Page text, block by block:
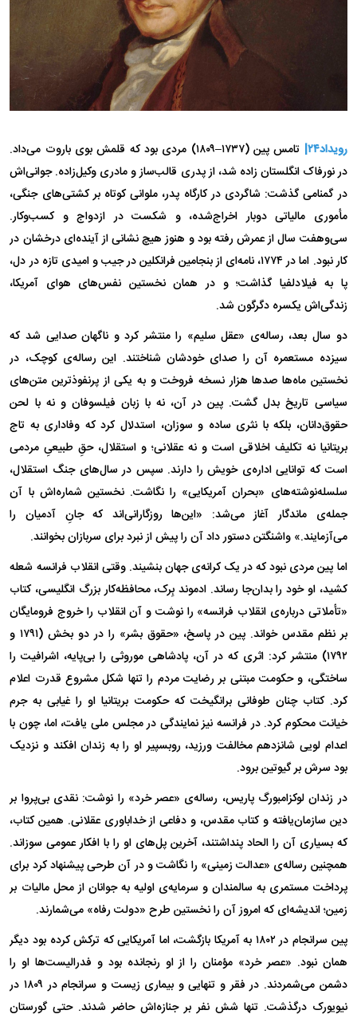
رویداد۲۴|
تامس پین (۱۷۳۷–۱۸۰۹) مردی بود که قلمش بوی باروت می‌داد.
در نورفاک انگلستان زاده شد، از پدری قالب‌ساز و مادری وکیل‌زاده. جوانی‌اش
در گمنامی گذشت: شاگردی در کارگاه پدر، ملوانی کوتاه بر کشتی‌های جنگی،
مأموری مالیاتی دوبار اخراج‌شده، و شکست در ازدواج و کسب‌وکار.
سی‌وهفت سال از عمرش رفته بود و هنوز هیچ نشانی از آینده‌ای درخشان در
کار نبود. اما در ۱۷۷۴، نامه‌ای از بنجامین فرانکلین در جیب و امیدی تازه در دل،
پا به فیلادلفیا گذاشت؛ و در همان نخستین نفس‌های هوای آمریکا،
زندگی‌اش یکسره دگرگون شد.
دو سال بعد، رساله‌ی «عقل سلیم» را منتشر کرد و ناگهان صدایی شد که
سیزده مستعمره آن را صدای خودشان شناختند. این رساله‌ی کوچک، در
نخستین ماه‌ها صد‌ها هزار نسخه فروخت و به یکی از پرنفوذترین متن‌های
سیاسی تاریخ بدل گشت. پین در آن، نه با زبان فیلسوفان و نه با لحن
حقوق‌دانان، بلکه با نثری ساده و سوزان، استدلال کرد که وفاداری به تاج
بریتانیا نه تکلیف اخلاقی است و نه عقلانی؛ و استقلال، حقِ طبیعیِ مردمی
است که توانایی اداره‌ی خویش را دارند. سپس در سال‌های جنگ استقلال،
سلسله‌نوشته‌های «بحران آمریکایی» را نگاشت. نخستین شماره‌اش با آن
جمله‌ی ماندگار آغاز می‌شد: «این‌ها روزگارانی‌اند که جانِ آدمیان را
می‌آزمایند.» واشنگتن دستور داد آن را پیش از نبرد برای سربازان بخوانند.
اما پین مردی نبود که در یک کرانه‌ی جهان بنشیند. وقتی انقلاب فرانسه شعله
کشید، او خود را بدان‌جا رساند. ادموند بِرک، محافظه‌کار بزرگ انگلیسی، کتاب
«تأملاتی درباره‌ی انقلاب فرانسه» را نوشت و آن انقلاب را خروج فرومایگان
بر نظم مقدس خواند. پین در پاسخ، «حقوق بشر» را در دو بخش (۱۷۹۱ و
۱۷۹۲) منتشر کرد: اثری که در آن، پادشاهی موروثی را بی‌پایه، اشرافیت را
ساختگی، و حکومت مبتنی بر رضایت مردم را تنها شکل مشروع قدرت اعلام
کرد. کتاب چنان طوفانی برانگیخت که حکومت بریتانیا او را غیابی به جرم
خیانت محکوم کرد. در فرانسه نیز نمایندگی در مجلس ملی یافت، اما، چون با
اعدام لویی شانزدهم مخالفت ورزید، روبسپیر او را به زندان افکند و نزدیک
بود سرش بر گیوتین برود.
در زندان لوکزامبورگ پاریس، رساله‌ی «عصر خرد» را نوشت: نقدی بی‌پروا بر
دین سازمان‌یافته و کتاب مقدس، و دفاعی از خداباوری عقلانی. همین کتاب،
که بسیاری آن را الحاد پنداشتند، آخرین پل‌های او را با افکار عمومی سوزاند.
همچنین رساله‌ی «عدالت زمینی» را نگاشت و در آن طرحی پیشنهاد کرد برای
پرداخت مستمری به سالمندان و سرمایه‌ی اولیه به جوانان از محل مالیات بر
زمین؛ اندیشه‌ای که امروز آن را نخستین طرح «دولت رفاه» می‌شمارند.
پین سرانجام در ۱۸۰۲ به آمریکا بازگشت، اما آمریکایی که ترکش کرده بود دیگر
همان نبود. «عصر خرد» مؤمنان را از او رنجانده بود و فدرالیست‌ها او را
دشمن می‌شمردند. در فقر و تنهایی و بیماری زیست و سرانجام در ۱۸۰۹ در
نیویورک درگذشت. تنها شش نفر بر جنازه‌اش حاضر شدند. حتی گورستان